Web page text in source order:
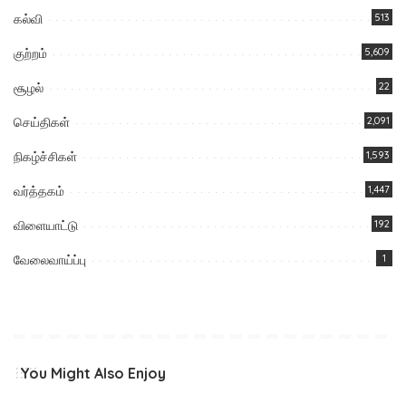
கல்வி 513
குற்றம் 5,609
சூழல் 22
செய்திகள் 2,091
நிகழ்ச்சிகள் 1,593
வர்த்தகம் 1,447
விளையாட்டு 192
வேலைவாய்ப்பு 1
You Might Also Enjoy